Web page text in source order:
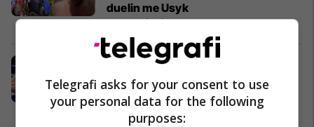
duelin me Usyk
Boks 15/03/2023
Ora, vendi, data dhe fitimet e ndara
për duelin mes Tyson Furyt dhe
Oleksandr Usyk
Boks 14/03/2023
Telegrafi asks for your consent to use
your personal data for the following
purposes: